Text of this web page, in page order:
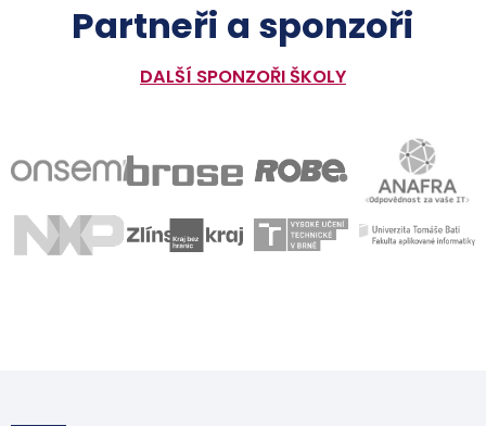
Partneři a sponzoři
DALŠÍ SPONZOŘI ŠKOLY